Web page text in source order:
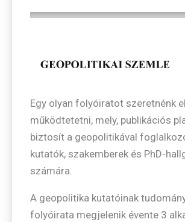
Egy olyan folyóiratot szeretnénk
működtetetni, mely, publikációs
biztosít a geopolitikával
kutatók, szakemberek és PhD-
számára.
A geopolitika kutatóinak
folyóirata megjelenik évente 3